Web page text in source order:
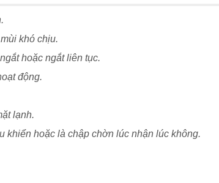
khó chịu.
hoặc ngắt liên tục.
động.
lạnh.
khiển hoặc là chập chờn lúc nhận lúc không.